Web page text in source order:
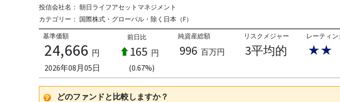
投信会社名： 朝日ライフアセットマネジメント
カテゴリー： 国際株式・グローバル・除く日本（F）
基準価額
24,666 円
2026年08月05日
前日比
165 円
(0.67%)
純資産総額
996 百万円
リスクメジャー
3平均的
レーティ
★★
どのファンドと比較しますか？